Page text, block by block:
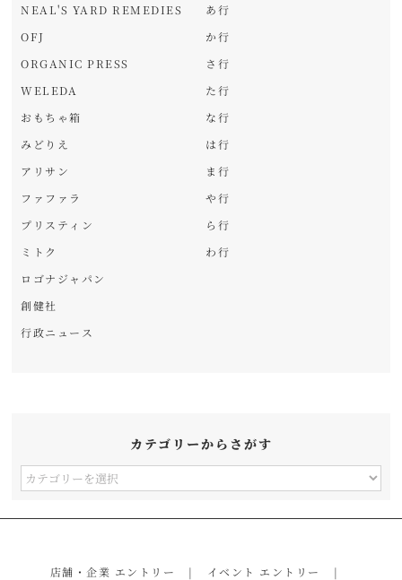
NEAL'S YARD REMEDIES
OFJ
ORGANIC PRESS
WELEDA
おもちゃ箱
みどりえ
アリサン
ファファラ
プリスティン
ミトク
ロゴナジャパン
創健社
行政ニュース
あ行
か行
さ行
た行
な行
は行
ま行
や行
ら行
わ行
カテゴリーからさがす
カ
店舗・企業 エントリー イベント エントリー